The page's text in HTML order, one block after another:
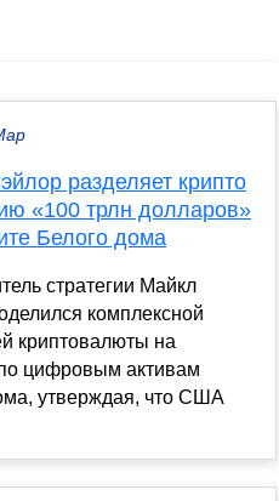
разделяет крипто
«100 трлн долларов»
Белого дома
стратегии Майкл
комплексной
криптовалюты на
цифровым активам
утверждая, что США